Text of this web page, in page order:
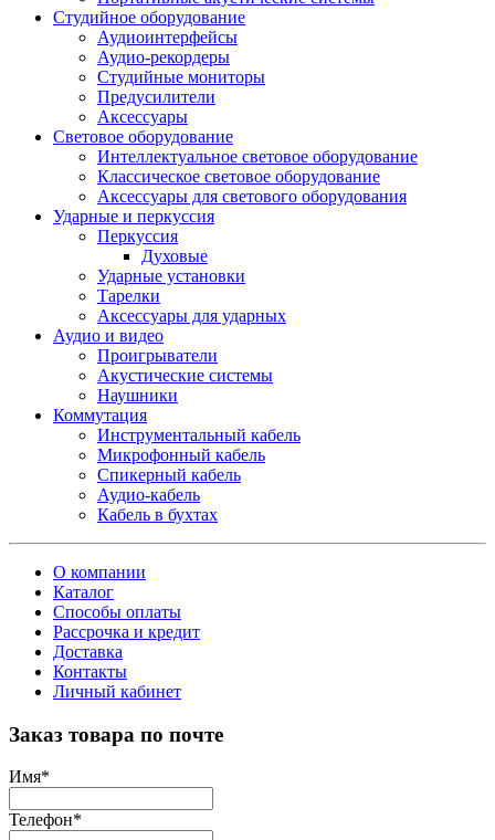
Студийное оборудование
Аудиоинтерфейсы
Аудио-рекордеры
Студийные мониторы
Предусилители
Аксессуары
Световое оборудование
Интеллектуальное световое оборудование
Классическое световое оборудование
Аксессуары для светового оборудования
Ударные и перкуссия
Перкуссия
Духовые
Ударные установки
Тарелки
Аксессуары для ударных
Аудио и видео
Проигрыватели
Акустические системы
Наушники
Коммутация
Инструментальный кабель
Микрофонный кабель
Спикерный кабель
Аудио-кабель
Кабель в бухтах
О компании
Каталог
Способы оплаты
Рассрочка и кредит
Доставка
Контакты
Личный кабинет
Заказ товара по почте
Имя*
Телефон*